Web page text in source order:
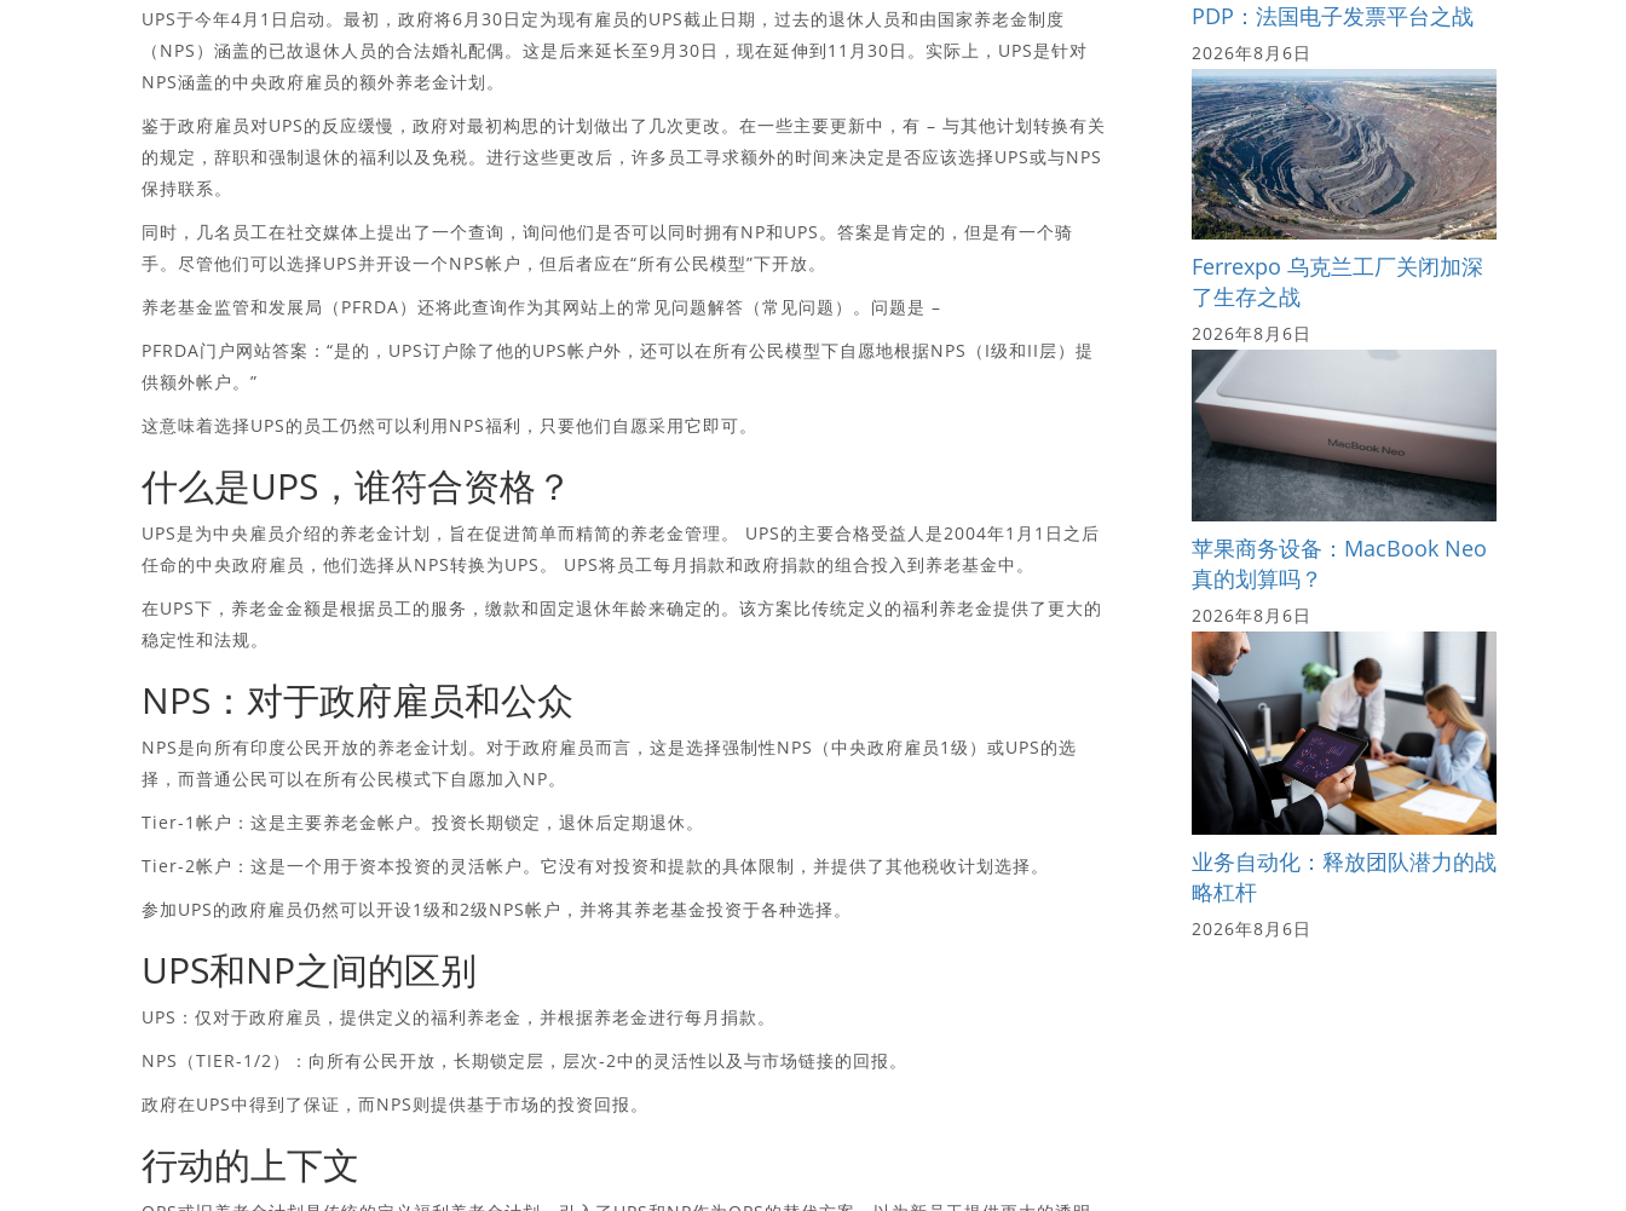
UPS于今年4月1日启动。最初，政府将6月30日定为现有雇员的UPS截止日期，过去的退休人员和由国家养老金制度
（NPS）涵盖的已故退休人员的合法婚礼配偶。这是后来延长至9月30日，现在延伸到11月30日。实际上，UPS是针对
NPS涵盖的中央政府雇员的额外养老金计划。
鉴于政府雇员对UPS的反应缓慢，政府对最初构思的计划做出了几次更改。在一些主要更新中，有 – 与其他计划转换有关
的规定，辞职和强制退休的福利以及免税。进行这些更改后，许多员工寻求额外的时间来决定是否应该选择UPS或与NPS
保持联系。
同时，几名员工在社交媒体上提出了一个查询，询问他们是否可以同时拥有NP和UPS。答案是肯定的，但是有一个骑
手。尽管他们可以选择UPS并开设一个NPS帐户，但后者应在“所有公民模型”下开放。
养老基金监管和发展局（PFRDA）还将此查询作为其网站上的常见问题解答（常见问题）。问题是 –
PFRDA门户网站答案：“是的，UPS订户除了他的UPS帐户外，还可以在所有公民模型下自愿地根据NPS（I级和II层）提
供额外帐户。”
这意味着选择UPS的员工仍然可以利用NPS福利，只要他们自愿采用它即可。
什么是UPS，谁符合资格？
UPS是为中央雇员介绍的养老金计划，旨在促进简单而精简的养老金管理。 UPS的主要合格受益人是2004年1月1日之后
任命的中央政府雇员，他们选择从NPS转换为UPS。 UPS将员工每月捐款和政府捐款的组合投入到养老基金中。
在UPS下，养老金金额是根据员工的服务，缴款和固定退休年龄来确定的。该方案比传统定义的福利养老金提供了更大的
稳定性和法规。
NPS：对于政府雇员和公众
NPS是向所有印度公民开放的养老金计划。对于政府雇员而言，这是选择强制性NPS（中央政府雇员1级）或UPS的选
择，而普通公民可以在所有公民模式下自愿加入NP。
Tier-1帐户：这是主要养老金帐户。投资长期锁定，退休后定期退休。
Tier-2帐户：这是一个用于资本投资的灵活帐户。它没有对投资和提款的具体限制，并提供了其他税收计划选择。
参加UPS的政府雇员仍然可以开设1级和2级NPS帐户，并将其养老基金投资于各种选择。
UPS和NP之间的区别
UPS：仅对于政府雇员，提供定义的福利养老金，并根据养老金进行每月捐款。
NPS（TIER-1/2）：向所有公民开放，长期锁定层，层次-2中的灵活性以及与市场链接的回报。
政府在UPS中得到了保证，而NPS则提供基于市场的投资回报。
行动的上下文
PDP：法国电子发票平台之战
2026年8月6日
Ferrexpo 乌克兰工厂关闭加深
了生存之战
2026年8月6日
苹果商务设备：MacBook Neo
真的划算吗？
2026年8月6日
业务自动化：释放团队潜力的战
略杠杆
2026年8月6日